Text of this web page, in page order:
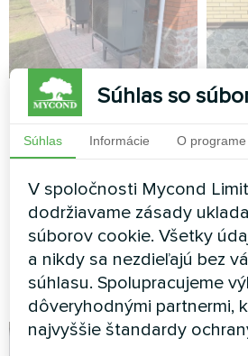
Súkromný dom
Tepelné čerpadlo typu
monoblok série BeeEco
Súhlas so
Súhlas Informácie O programe
V spoločnosti Mycond
dodržiavame zásady
súborov cookie. Všetky
a nikdy sa nezdieľajú bez
súhlasu. Spolupracujeme
dôveryhodnými partnermi,
najvyššie štandardy